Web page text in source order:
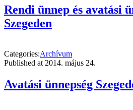
Rendi ünnep és avatási
Szegeden
Categories:Archívum
Published at 2014. május 24.
Avatási ünnepség